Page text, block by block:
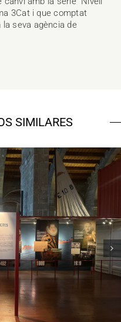
3Cat i que comptat
la seva agència de
SIMILARES
7 vaixells, 7
de comunicació